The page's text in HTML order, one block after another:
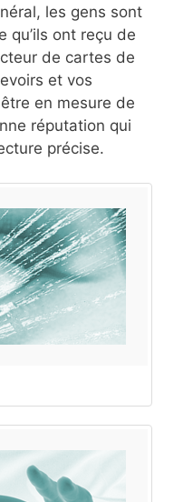
les gens sont
qu’ils ont reçu de
de cartes de
et vos
en mesure de
réputation qui
précise.